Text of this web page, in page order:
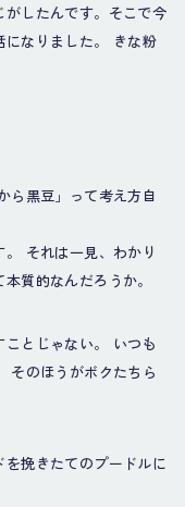
したんです。そこで今
なりました。 きな粉
ら黒豆」って考え方自
それは一見、わかり
質的なんだろうか。
とじゃない。 いつも
そのほうがボクたちら
挽きたてのプードルに